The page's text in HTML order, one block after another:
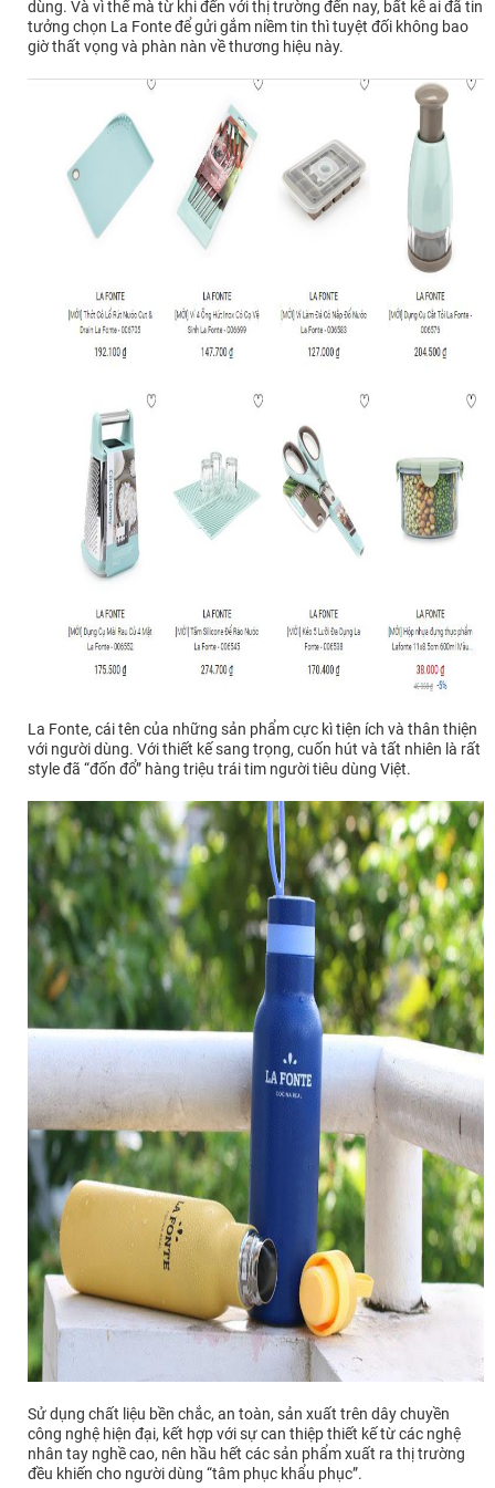
dùng. Và vì thế mà từ khi đến với thị trường đến nay, bất kể ai đã tin
tưởng chọn La Fonte để gửi gắm niềm tin thì tuyệt đối không bao
giờ thất vọng và phàn nàn về thương hiệu này.
La Fonte, cái tên của những sản phẩm cực kì tiện ích và thân thiện
với người dùng. Với thiết kế sang trọng, cuốn hút và tất nhiên là rất
style đã “đốn đổ” hàng triệu trái tim người tiêu dùng Việt.
Sử dụng chất liệu bền chắc, an toàn, sản xuất trên dây chuyền
công nghệ hiện đại, kết hợp với sự can thiệp thiết kế từ các nghệ
nhân tay nghề cao, nên hầu hết các sản phẩm xuất ra thị trường
đều khiến cho người dùng “tâm phục khẩu phục”.